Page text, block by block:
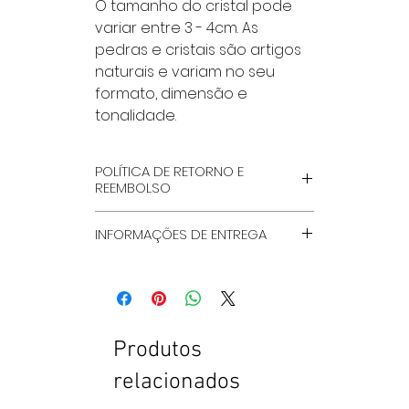
O tamanho do cristal pode
variar entre 3 - 4cm. As
pedras e cristais são artigos
naturais e variam no seu
formato, dimensão e
tonalidade.
POLÍTICA DE RETORNO E
REEMBOLSO
PÁGINA ''TERMOS GERAIS E
NO RODAPÉ DO SITE.
A Crystal healing & Crafts
seus produtos no prazo
máximo de 14 dias após a
INFORMAÇÕES DE ENTREGA
A Loja Crystal Healing & Crafts
Store envia para Portugal
A Loja Crystal Healing & Crafts
Store não se responsabiliza
Produtos
relacionados